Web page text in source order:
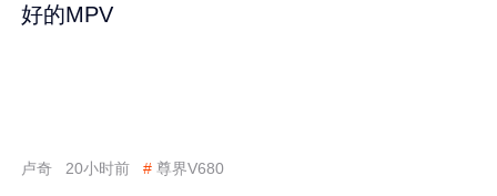
好的MPV
卢奇 20小时前 # 尊界V680